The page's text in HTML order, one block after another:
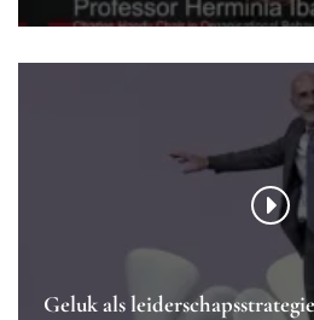
Geluk als leiderschapsstrategie